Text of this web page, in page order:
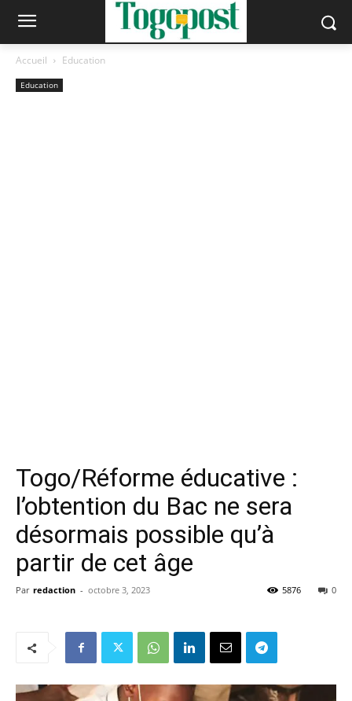
Accueil Education
Education
Togo/Réforme éducative :
l’obtention du Bac ne sera
désormais possible qu’à
partir de cet âge
Par redaction - octobre 3, 2023 0
5876